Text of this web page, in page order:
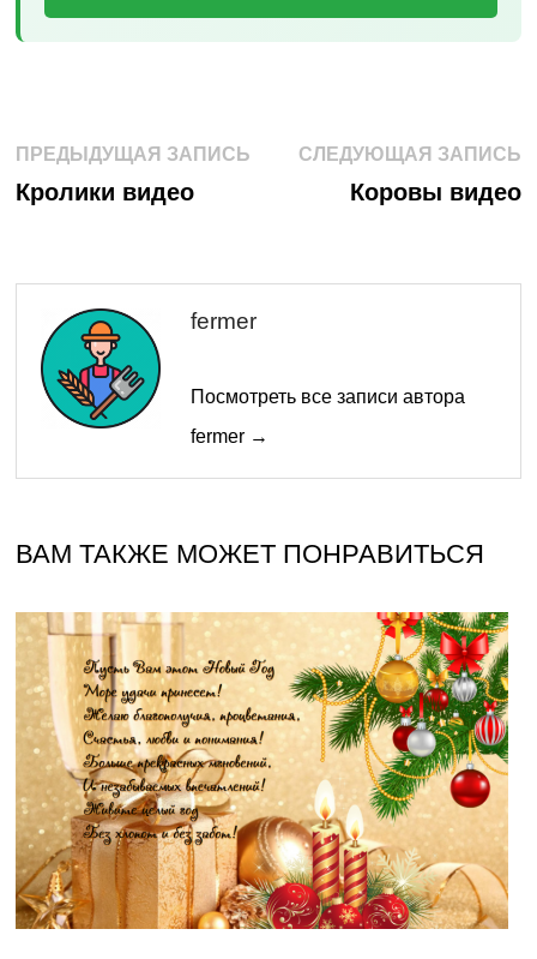
Навигация
по
ПРЕДЫДУЩАЯ ЗАПИСЬПредыдущая
Кролики видео
СЛЕДУЮЩАЯ ЗАПИСЬ
Коровы видео
fermer
Посмотреть все записи автора
fermer →
ВАМ ТАКЖЕ МОЖЕТ ПОНРАВИТЬСЯ